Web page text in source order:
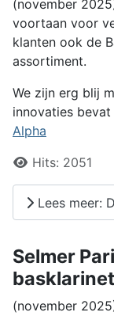
(november
voortaan voor
klanten ook de
assortiment.
We zijn erg blij
innovaties
Alpha
Details
Hits: 2051
Lees meer:
Selmer
basklarinet
(november